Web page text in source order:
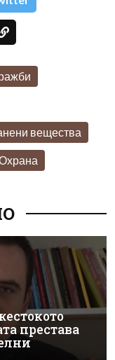
вещества
престава